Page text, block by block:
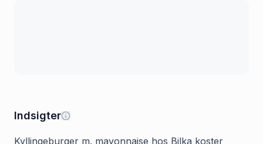
Indsigter
Kyllingeburger m. mayonnaise hos Bilka koster